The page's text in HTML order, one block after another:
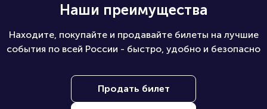
Наши преимущества
Находите, покупайте и продавайте билеты на лучшие
события по всей России - быстро, удобно и безопасно
Продать билет